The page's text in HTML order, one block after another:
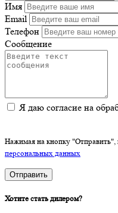
Имя
Email
Телефон
Сообщение
Я даю согласие на
Нажимая на кнопку "Отправить",
персональных данных
Отправить
Хотите стать дилером?